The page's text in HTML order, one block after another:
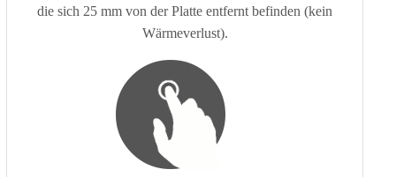
die sich 25 mm von der Platte entfernt befinden (kein
Wärmeverlust).